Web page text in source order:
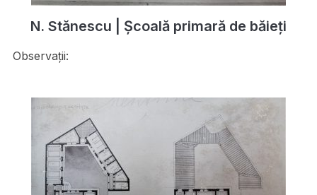
N. Stănescu | Școală primară de băieți
Observații: